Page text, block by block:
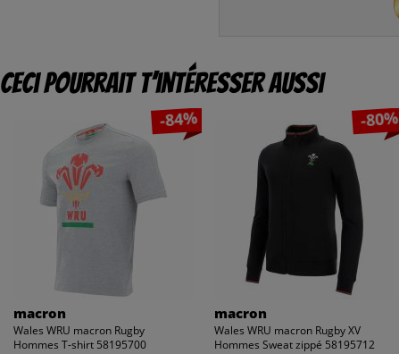
Ceci pourrait t’intéresser aussi
-84%
macron
Wales WRU macron Rugby
Hommes T-shirt 58195700
-80%
macron
Wales WRU macron Rugby XV
Hommes Sweat zippé 58195712